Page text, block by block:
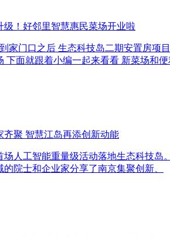
级！好邻里智慧惠民菜场开业啦
家门口之后 生态科技岛二期安置房项
下面就跟着小编一起来看看 新菜场和便
齐聚 智慧江岛再添创新动能
场人工智能重量级活动落地生态科技
院士和企业家分享了南京集聚创新、